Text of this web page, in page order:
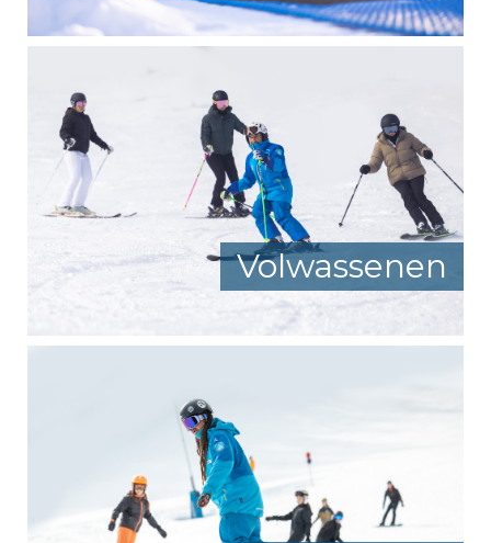
Volwassenen